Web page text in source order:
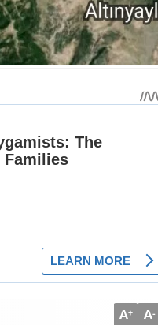
A+ A-